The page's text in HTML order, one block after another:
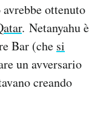
ottenuto
. Netanyahu è
Bar (che si
un avversario
creando